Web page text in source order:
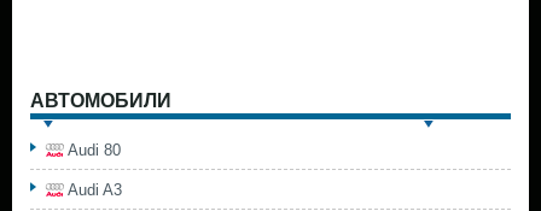
АВТОМОБИЛИ
Audi 80
Audi A3